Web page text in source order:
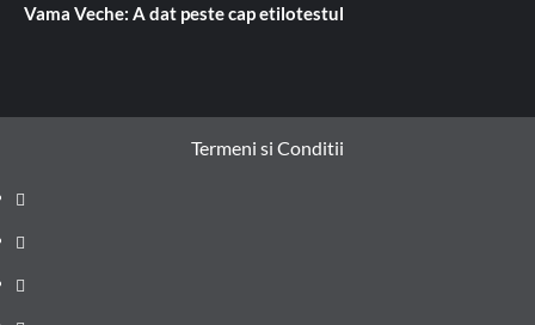
Vama Veche: A dat peste cap etilotestul
Termeni si Conditii
Prima
pagină
Știri
de
ultima
Administrație